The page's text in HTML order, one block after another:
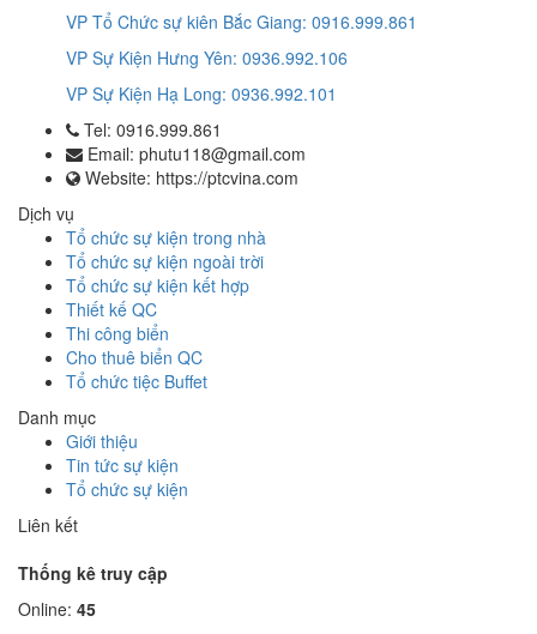
VP Tổ Chức sự kiên Bắc Giang: 0916.999.861
VP Sự Kiện Hưng Yên: 0936.992.106
VP Sự Kiện Hạ Long: 0936.992.101
Tel: 0916.999.861
Email: phutu118@gmail.com
Website: https://ptcvina.com
Dịch vụ
Tổ chức sự kiện trong nhà
Tổ chức sự kiện ngoài trời
Tổ chức sự kiện kết hợp
Thiết kế QC
Thi công biển
Cho thuê biển QC
Tổ chức tiệc Buffet
Danh mục
Giới thiệu
Tin tức sự kiện
Tổ chức sự kiện
Liên kết
Thống kê truy cập
Online: 45